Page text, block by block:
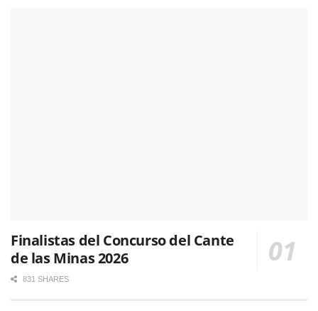
Finalistas del Concurso del Cante
de las Minas 2026
831 SHARES